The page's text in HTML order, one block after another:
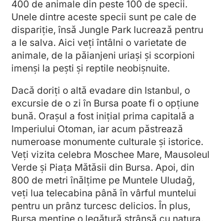
400 de animale din peste 100 de specii.
Unele dintre aceste specii sunt pe cale de
dispariție, însă Jungle Park lucrează pentru
a le salva. Aici veți întâlni o varietate de
animale, de la păianjeni uriași și scorpioni
imenși la pești și reptile neobișnuite.
Dacă doriți o altă evadare din Istanbul, o
excursie de o zi în Bursa poate fi o opțiune
bună. Orașul a fost inițial prima capitală a
Imperiului Otoman, iar acum păstrează
numeroase monumente culturale și istorice.
Veți vizita celebra Moschee Mare, Mausoleul
Verde și Piața Mătăsii din Bursa. Apoi, din
800 de metri înălțime pe Muntele Uludağ,
veți lua telecabina până în vârful muntelui
pentru un prânz turcesc delicios. În plus,